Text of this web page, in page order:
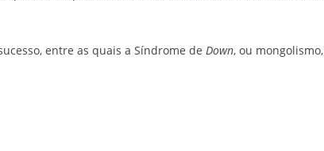
entre as quais a Síndrome de Down, ou mongolismo,